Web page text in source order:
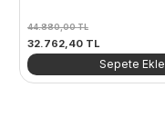
44.880,00TL
Orijinal
fiyat:
44.880,00 TL.
32.762,40 TL
andaki
fiyat:
Sepete Ekle